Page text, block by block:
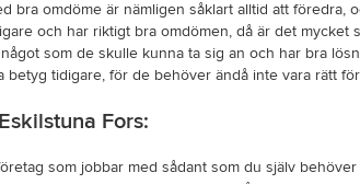
omdöme är nämligen såklart alltid att
och har riktigt bra omdömen, då är det mycket
som de skulle kunna ta sig an och har bra
tidigare, för de behöver ändå inte vara rätt
Fors:
som jobbar med sådant som du själv